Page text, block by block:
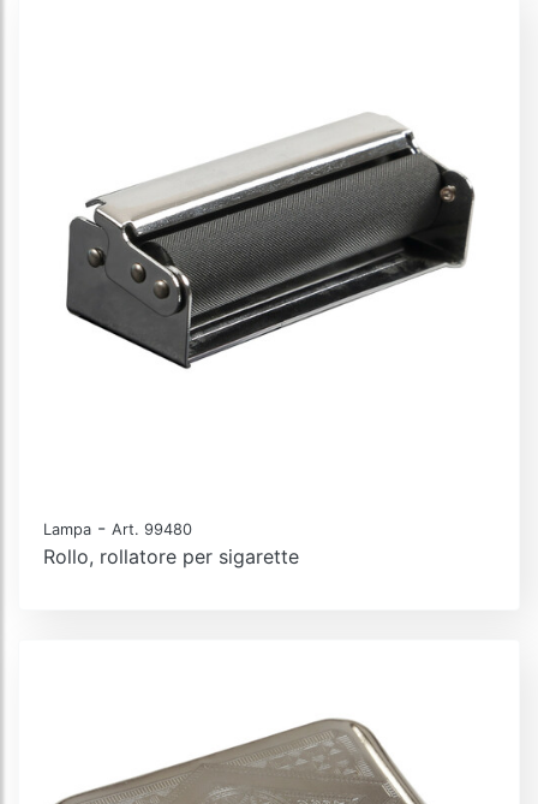
Lampa - Art. 99480
Rollo, rollatore per sigarette